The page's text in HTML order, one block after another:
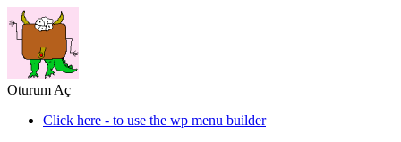
Oturum Aç
Click here - to use the wp menu builder